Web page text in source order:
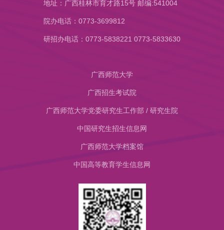
地址：广西桂林市育才路15号 邮编:541004
院办电话：0773-3699812
研招办电话：0773-5838221 0773-5833630
广西师范大学
广西招生考试院
广西师范大学党委研究生工作部 / 研究生院
中国研究生招生信息网
​广西师范大学档案馆
中国高等教育学生信息网